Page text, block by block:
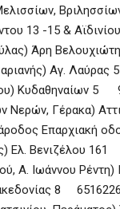
13 -15 &
Άρη
Αγ. Λαύρας
Κυδαθηναίων 5
Νερών, Γέρακα)
Επαρχιακή
Ελ. Βενιζέλου 161
Α. Ιωάννου
8 6516226